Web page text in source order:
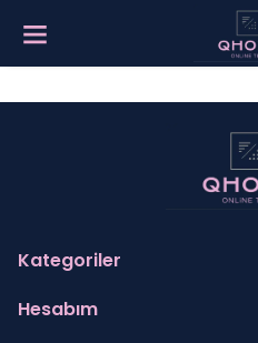
Kategoriler
Hesabım